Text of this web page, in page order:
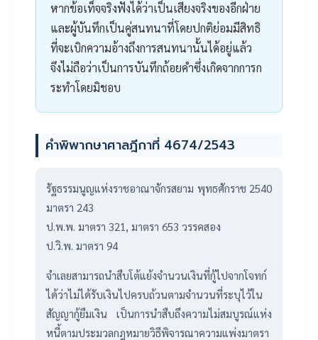
หากข้อเท็จจริงฟังได้ว่าเป็นเสียงจริงของอีกฝ่าย
และผู้บันทึกเป็นคู่สนทนาที่โดยปกติย่อมมีสิทธิ
ที่จะเบิกความอ้างถึงการสนทนานั้นได้อยู่แล้ว
จึงไม่ถือว่าเป็นการบันทึกถ้อยคำซึ่งเกิดจากการก
ระทำโดยมิชอบ
คำพิพากษาศาลฎีกาที่ 4674/2543
​รัฐธรรมนูญแห่งราชอาณาจักรสยาม พุทธศักราช 2540
มาตรา 243
ป.พ.พ. มาตรา 321, มาตรา 653 วรรคสอง
ป.วิ.พ. มาตรา 94
​จำเลยสามารถนำสืบโต้แย้งจำนวนเงินที่กู้ไปจากโจทก์
ได้ว่าไม่ได้รับเงินไปครบถ้วนตามจำนวนที่ระบุไว้ใน
สัญญากู้ยืมเงิน เป็นการนำสืบถึงความไม่สมบูรณ์แห่ง
หนี้ตามประมวลกฎหมายวิธีพิจารณาความแพ่งมาตรา